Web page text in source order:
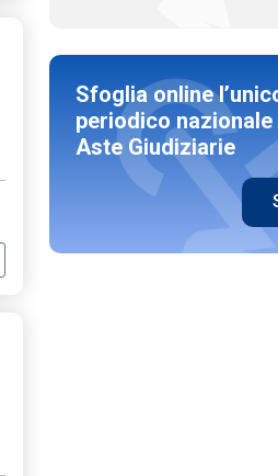
Aggiungi ai preferiti
Sfoglia online
periodico nazionale
Aste Giudiziarie